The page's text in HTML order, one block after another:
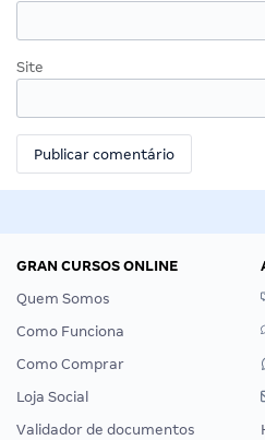
Site
GRAN CURSOS ONLINE
Quem Somos
Como Funciona
Como Comprar
Loja Social
Validador de documentos